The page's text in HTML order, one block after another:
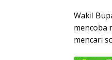
Wakil
mencoba
mencari